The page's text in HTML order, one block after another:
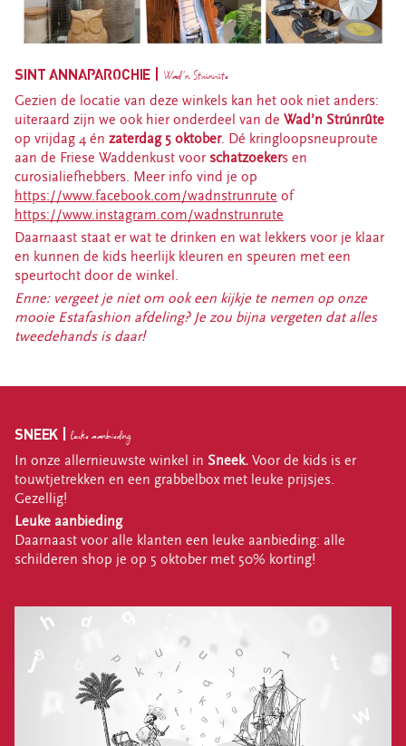
SINT ANNAPAROCHIE | Wad’n Strúnrûte
Gezien de locatie van deze winkels kan het ook niet anders:
uiteraard zijn we ook hier onderdeel van de Wad’n Strúnrûte
op vrijdag 4 én zaterdag 5 oktober. Dé kringloopsneuproute
aan de Friese Waddenkust voor schatzoekers en
curosialiefhebbers. Meer info vind je op
https://www.facebook.com/wadnstrunrute of
https://www.instagram.com/wadnstrunrute
Daarnaast staat er wat te drinken en wat lekkers voor je klaar
en kunnen de kids heerlijk kleuren en speuren met een
speurtocht door de winkel.
Enne: vergeet je niet om ook een kijkje te nemen op onze
mooie Estafashion afdeling? Je zou bijna vergeten dat alles
tweedehands is daar!
SNEEK | leuke aanbieding
In onze allernieuwste winkel in Sneek. Voor de kids is er
touwtjetrekken en een grabbelbox met leuke prijsjes.
Gezellig!
Leuke aanbieding
Daarnaast voor alle klanten een leuke aanbieding: alle
schilderen shop je op 5 oktober met 50% korting!